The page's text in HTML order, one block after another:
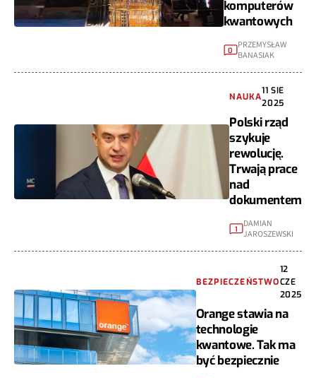
komputerów
kwantowych
0 PRZEMYSŁAW
BANASIAK
NAUKA
11 SIE
2025
Polski rząd
szykuje
rewolucję.
Trwają prace
nad
dokumentem
1
DAMIAN
JAROSZEWSKI
BEZPIECZEŃSTWO
12
CZE
2025
Orange stawia na
technologie
kwantowe. Tak ma
być bezpiecznie